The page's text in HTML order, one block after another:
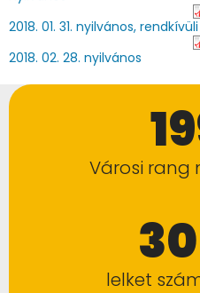
2018. 01. 31. nyilvános, rendkívüli
2018. 02. 28. nyilvános
Városi rang
lelket